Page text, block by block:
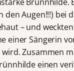
den Augen!!!) bei
– und
einer Sängerin
wird. Zusammen
einen